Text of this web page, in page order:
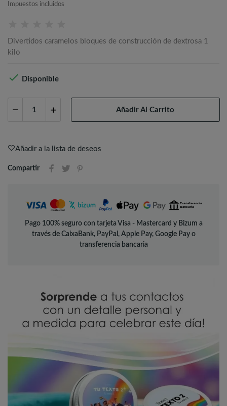
Impuestos incluidos
Divertidos caramelos bloques de construcción de dextrosa 1
kilo
 Disponible
Añadir Al Carrito
Añadir a la lista de deseos
Compartir
Pago 100% seguro con tarjeta Visa - Mastercard y Bizum a
través de CaixaBank, PayPal, Apple Pay, Google Pay o
transferencia bancaria